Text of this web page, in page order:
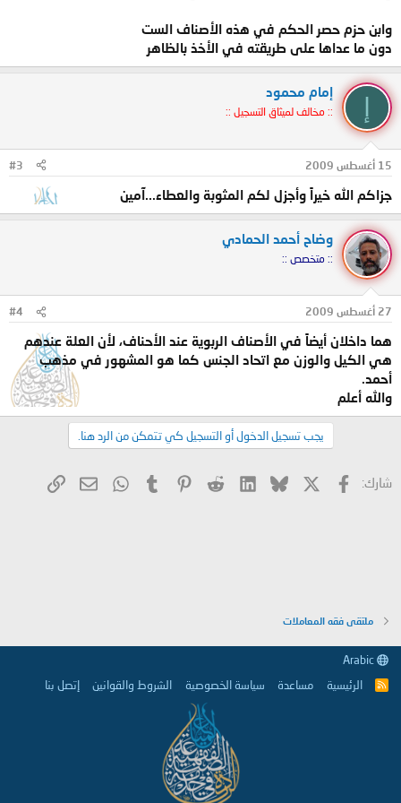
وابن حزم حصر الحكم في هذه الأصناف الست
دون ما عداها على طريقته في الأخذ بالظاهر
إمام محمود
:: مخالف لميثاق التسجيل ::
15 أغسطس 2009 #3
جزاكم الله خيراً وأجزل لكم المثوبة والعطاء...آمين
وضاح أحمد الحمادي
:: متخصص ::
27 أغسطس 2009 #4
هما داخلان أيضاً في الأصناف الربوية عند الأحناف، لأن العلة عندهم
هي الكيل والوزن مع اتحاد الجنس كما هو المشهور في مذهب
أحمد.
والله أعلم
يجب تسجيل الدخول أو التسجيل كي تتمكن من الرد هنا.
شارك: فيسبوك Bluesky
LinkedIn
Reddit
Pinterest
Tumblr
WhatsApp
البريد
ملتقى فقه المعاملات
R
الرئيسية مساعدة سياسة الخصوصية الشروط والقوانين إتصل بنا